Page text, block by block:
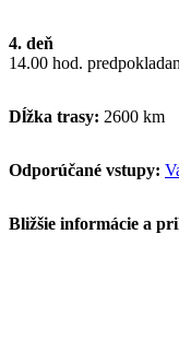
4. deň
14.00 hod.
Dĺžka trasy: 2600 km
Odporúčané vstupy:
Bližšie informácie a